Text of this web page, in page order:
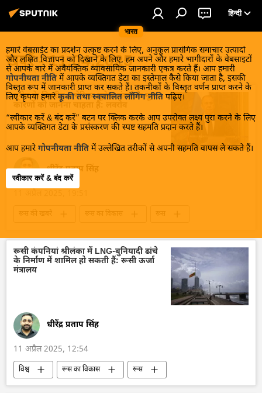
भारत
हिन्दी
हमारे वेबसाईट का प्रदर्शन उत्कृष्ट करने के लिए, अनुकूल प्रासंगिक समाचार उत्पादों
और लक्षित विज्ञापन को दिखाने के लिए, हम अपने और हमारे भागीदारों के वेबसाइटों
से आपके बारे में अवैयक्तिक व्यावसायिक जानकारी एकत्र करते हैं। आप हमारी
गोपनीयता नीति में आपके व्यक्तिगत डेटा का इस्तेमाल कैसे किया जाता है, इसकी
विस्तृत रूप में जानकारी प्राप्त कर सकते हैं। तकनीकों के विस्तृत वर्णन प्राप्त करने के
लिए कृपया हमारे कूकी तथा स्वचालित लॉगिंग नीति पढ़िए।
“स्वीकार करें & बंद करें” बटन पर क्लिक करके आप उपरोक्त लक्ष्य पुरा करने के लिए
आपके व्यक्तिगत डेटा के प्रसंस्करण की स्पष्ट सहमति प्रदान करते हैं।
आप हमारे गोपनीयता नीति में उल्लेखित तरीकों से अपनी सहमति वापस ले सकते हैं।
स्वीकार करें & बंद करें
खबरें - 11.04.2025
यूरोप के विपरीत अमेरिका यूक्रेन संघर्ष के मूल
कारणों को जानना चाहता है: लवरोव
धीरेंद्र प्रताप सिंह
रूस की खबरें रूस का विकास
रूस
अमेरिका
द्विपक्षीय रिश्ते
संयुक्त अरब अमीरात
रूसी कंपनियां श्रीलंका में LNG-बुनियादी ढांचे
के निर्माण में शामिल हो सकती हैं: रूसी ऊर्जा
मंत्रालय
धीरेंद्र प्रताप सिंह
11 अप्रैल 2025, 12:54
विश्व रूस का विकास
रूस
मास्को
श्रीलंका
द्विपक्षीय रिश्ते